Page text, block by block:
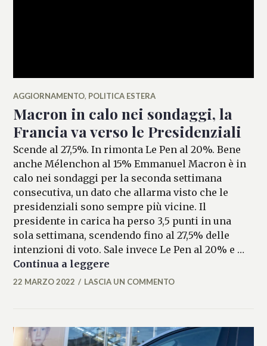
AGGIORNAMENTO, POLITICA ESTERA
Macron in calo nei sondaggi, la
Francia va verso le Presidenziali
Scende al 27,5%. In rimonta Le Pen al 20%. Bene
anche Mélenchon al 15% Emmanuel Macron è in
calo nei sondaggi per la seconda settimana
consecutiva, un dato che allarma visto che le
presidenziali sono sempre più vicine. Il
presidente in carica ha perso 3,5 punti in una
sola settimana, scendendo fino al 27,5% delle
intenzioni di voto. Sale invece Le Pen al 20% e …
Continua a leggere
MICAELA
22 MARZO 2022 LASCIA UN COMMENTO